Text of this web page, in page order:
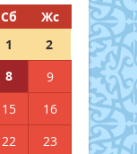
Сб
Жс
1
2
8
9
15
16
22 23